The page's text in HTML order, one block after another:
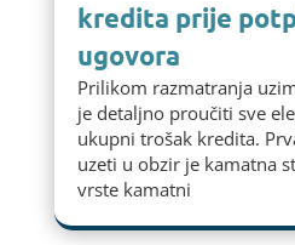
kredita prije
ugovora
Prilikom razmatranja
je detaljno proučiti sve
ukupni trošak kredita.
uzeti u obzir je kamatna
vrste kamatni